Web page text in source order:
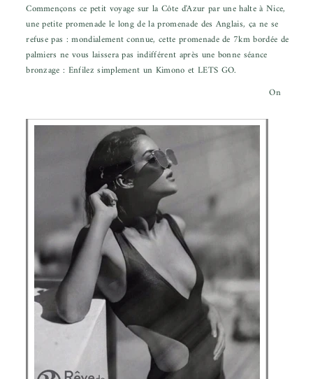
Commençons ce petit voyage sur la Côte d'Azur par une halte à Nice,
une petite promenade le long de la promenade des Anglais, ça ne se
refuse pas : mondialement connue, cette promenade de 7km bordée de
palmiers ne vous laissera pas indifférent après une bonne séance
bronzage : Enfilez simplement un Kimono et LETS GO.
On